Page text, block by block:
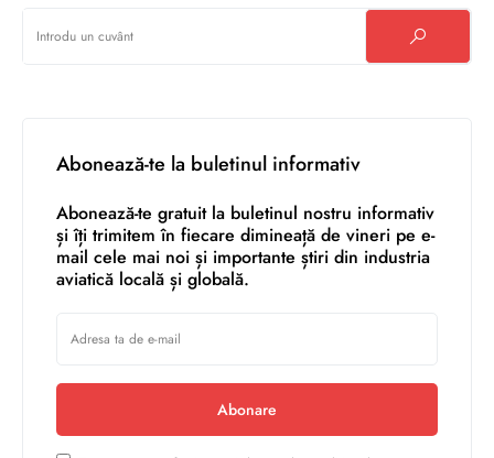
Abonează-te la buletinul informativ
Abonează-te gratuit la buletinul nostru informativ
și îți trimitem în fiecare dimineață de vineri pe e-
mail cele mai noi și importante știri din industria
aviatică locală și globală.
Abonare